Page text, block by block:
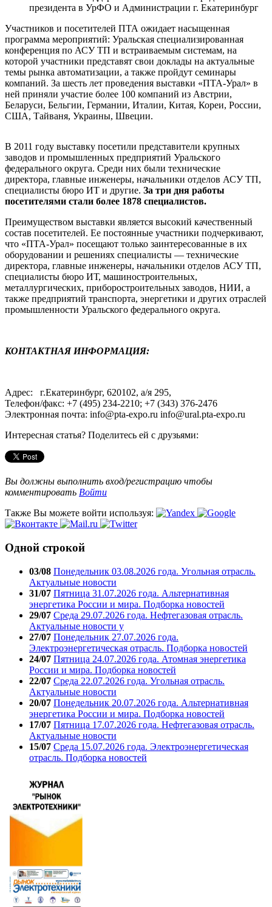
президента в УрФО и Администрации г. Екатеринбург
Участников и посетителей ПТА ожидает насыщенная
программа мероприятий: Уральская специализированная
конференция по АСУ ТП и встраиваемым системам, на
которой участники представят свои доклады на актуальные
темы рынка автоматизации, а также пройдут семинары
компаний. За шесть лет проведения выставки «ПТА-Урал» в
ней приняли участие более 100 компаний из Австрии,
Беларуси, Бельгии, Германии, Италии, Китая, Кореи, России,
США, Тайваня, Украины, Швеции.
В 2011 году выставку посетили представители крупных
заводов и промышленных предприятий Уральского
федерального округа. Среди них были технические
директора, главные инженеры, начальники отделов АСУ ТП,
специалисты бюро ИТ и другие. За три дня работы
посетителями стали более 1878 специалистов.
Преимуществом выставки является высокий качественный
состав посетителей. Ее постоянные участники подчеркивают,
что «ПТА-Урал» посещают только заинтересованные в их
оборудовании и решениях специалисты — технические
директора, главные инженеры, начальники отделов АСУ ТП,
специалисты бюро ИТ, машиностроительных,
металлургических, приборостроительных заводов, НИИ, а
также предприятий транспорта, энергетики и других отраслей
промышленности Уральского федерального округа.
КОНТАКТНАЯ ИНФОРМАЦИЯ:
Адрес: г.Екатеринбург, 620102, а/я 295,
Телефон/факс: +7 (495) 234-2210; +7 (343) 376-2476
Электронная почта: info@pta-expo.ru info@ural.pta-expo.ru
Интересная статья? Поделитесь ей с друзьями:
Вы должны выполнить вход/регистрацию чтобы
комментировать Войти
Также Вы можете войти используя:
Одной строкой
03/08 Понедельник 03.08.2026 года. Угольная отрасль.
Актуальные новости
31/07 Пятница 31.07.2026 года. Альтернативная
энергетика России и мира. Подборка новостей
29/07 Среда 29.07.2026 года. Нефтегазовая отрасль.
Актуальные новости у
27/07 Понедельник 27.07.2026 года.
Электроэнергетическая отрасль. Подборка новостей
24/07 Пятница 24.07.2026 года. Атомная энергетика
России и мира. Подборка новостей
22/07 Среда 22.07.2026 года. Угольная отрасль.
Актуальные новости
20/07 Понедельник 20.07.2026 года. Альтернативная
энергетика России и мира. Подборка новостей
17/07 Пятница 17.07.2026 года. Нефтегазовая отрасль.
Актуальные новости
15/07 Среда 15.07.2026 года. Электроэнергетическая
отрасль. Подборка новостей